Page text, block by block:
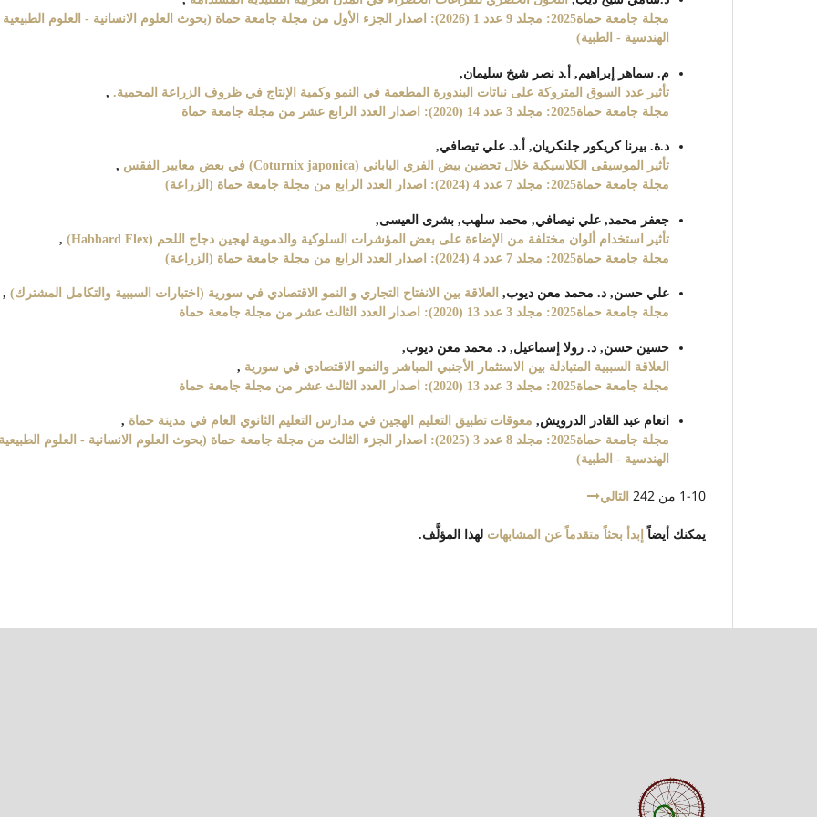
مجلة جامعة حماة2025: مجلد 9 عدد 1 (2026): اصدار الجزء الأول من مجلة جامعة حماة (بحوث العلوم الانسانية - العلوم
الهندسية - الطبية)
م. سماهر إبراهيم, أ.د نصر شيخ سليمان,
تأثير عدد السوق المتروكة على نباتات البندورة المطعمة في النمو وكمية الإنتاج في ظروف الزراعة المحمية. ,
مجلة جامعة حماة2025: مجلد 3 عدد 14 (2020): اصدار العدد الرابع عشر من مجلة جامعة حماة
د.ة. بيرنا كريكور جلنكريان, أ.د. علي تيصافي,
تأثير الموسيقى الكلاسيكية خلال تحضين بيض الفري الياباني (Coturnix japonica) في بعض معايير الفقس
,
مجلة جامعة حماة2025: مجلد 7 عدد 4 (2024): اصدار العدد الرابع من مجلة جامعة حماة (الزراعة)
جعفر محمد, علي نيصافي, محمد سلهب, بشرى العيسى,
تأثير استخدام ألوان مختلفة من الإضاءة على بعض المؤشرات السلوكية والدموية لهجين دجاج اللحم (Habbard Flex)
,
مجلة جامعة حماة2025: مجلد 7 عدد 4 (2024): اصدار العدد الرابع من مجلة جامعة حماة (الزراعة)
علي حسن, د. محمد معن ديوب, العلاقة بين الانفتاح التجاري و النمو الاقتصادي في سورية (اختبارات السببية والتكامل المشترك) ,
مجلة جامعة حماة2025: مجلد 3 عدد 13 (2020): اصدار العدد الثالث عشر من مجلة جامعة حماة
حسين حسن, د. رولا إسماعيل, د. محمد معن ديوب,
العلاقة السببية المتبادلة بين الاستثمار الأجنبي المباشر والنمو الاقتصادي في سورية ,
مجلة جامعة حماة2025: مجلد 3 عدد 13 (2020): اصدار العدد الثالث عشر من مجلة جامعة حماة
انعام عبد القادر الدرويش, معوقات تطبيق التعليم الهجين في مدارس التعليم الثانوي العام في مدينة حماة ,
مجلة جامعة حماة2025: مجلد 8 عدد 3 (2025): اصدار الجزء الثالث من مجلة جامعة حماة (بحوث العلوم الانسانية - العلوم
الهندسية - الطبية)
1-10 من 242 التالي
يمكنك أيضاً إبدأ بحثاً متقدماً عن المشابهات لهذا المؤلَّف.